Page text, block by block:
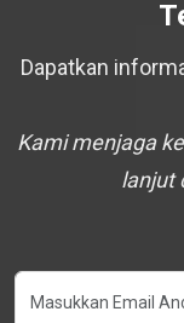
Dapatkan
Kami menjaga
lanjut